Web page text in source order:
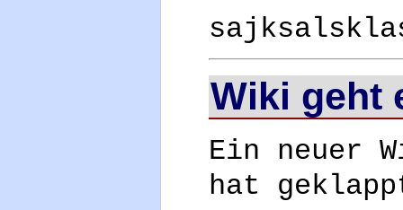
Wiki geht
Ein neuer
hat